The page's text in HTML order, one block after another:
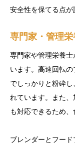
安全性を保てる点が
専門家・管理
専門家や管理栄養
います。高速回転
でしっかりと粉砕
れています。また
も対応できるため
ブレンダーとフー